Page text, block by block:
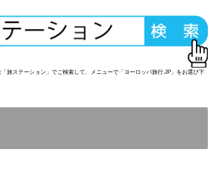
旅ステーション」でご検索して、メニューで「ヨーロッパ旅行.JP」をお選び下